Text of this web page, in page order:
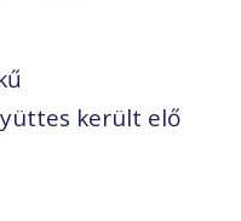
került elő